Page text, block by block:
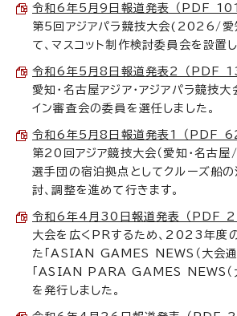
令和6年5月9日報道発表 （PDF
第5回アジアパラ競技大会(2026/愛
て、マスコット制作検討委員会を設置し
令和6年5月8日報道発表2 （PDF
愛知・名古屋アジア・アジアパラ競技
イン審査会の委員を選任しました。
令和6年5月8日報道発表1 （PDF
第20回アジア競技大会（愛知・名古
選手団の宿泊拠点としてクルーズ船の
討、調整を進めて行きます。
令和6年4月30日報道発表 （PDF
大会を広くPRするため、2023年度
た「ASIAN GAMES NEWS（大会
「ASIAN PARA GAMES NEWS（
を発行しました。